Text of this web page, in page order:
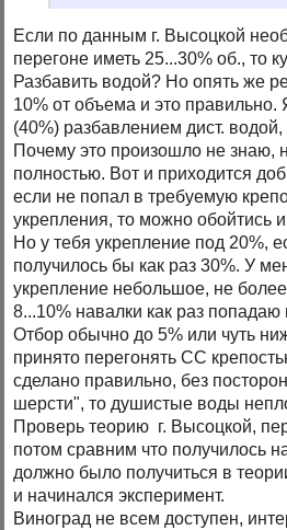
Если по данным г. Высоцкой
перегоне иметь 25...30% об., то
Разбавить водой? Но опять же
10% от объема и это
(40%) разбавлением дист.
Почему это произошло не знаю,
полностью. Вот и приходится
если не попал в требуемую
укрепления, то можно обойтись и
Но у тебя укрепление под 20%,
получилось бы как раз 30%. У
укрепление небольшое, не
8...10% навалки как раз
Отбор обычно до 5% или чуть
принято перегонять СС
сделано правильно, без
шерсти", то душистые воды
Проверь теорию г. Высоцкой,
потом сравним что получилось
должно было получиться в
и начинался эксперимент.
Виноград не всем доступен,